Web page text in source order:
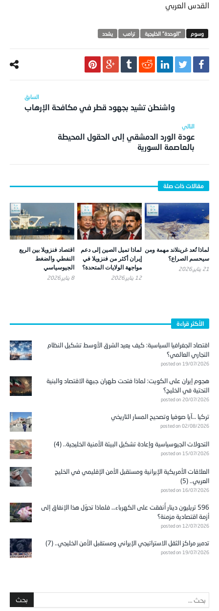
القدس العربي
“الوحدة” الخليجية ترامب يشدد
واشنطن تشيد بجهود قطر في مكافحة الإرهاب
عودة الورد الدمشقي إلى الحقول المحيطة
بالعاصمة السورية
لماذا تُعد غرينلاند مهمة ومن
سيحسم الصراع؟
21 يناير,2026
لماذا تميل الصين إلى دعم
إيران أكثر من فنزويلا في
مواجهة الولايات المتحدة؟
12 يناير,2026
اقتصاد فنزويلا بين الريع
النفطي والضغط
الجيوسياسي
8 يناير,2026
الأكثر قراءة
اقتصاد الجغرافيا السياسية: كيف يعيد الشرق الأوسط تشكيل النظام
التجاري العالمي؟
posted on 19/07/2026
هجوم إيران على الكويت: لماذا فتحت طهران جبهة الاقتصاد والبنية
التحتية في الخليج؟
posted on 20/07/2026
تركيا …آيا صوفيا وتصحيح المسار التاريخي
posted on 02/08/2026
التحولات الجيوسياسية وإعادة تشكيل البيئة الأمنية الخليجية.. (4)
posted on 15/07/2026
العلاقات الأمريكية الإيرانية ومستقبل الأمن الإقليمي في الخليج
العربي.. (5)
posted on 16/07/2026
596 تريليون دينار أُنفقت على الكهرباء… فلماذا تحوّل هذا الإنفاق إلى
أزمة اقتصادية مزمنة؟
posted on 12/07/2026
تدمير مراكز الثقل الاستراتيجي الإيراني ومستقبل الأمن الخليجي.. (7)
posted on 19/07/2026